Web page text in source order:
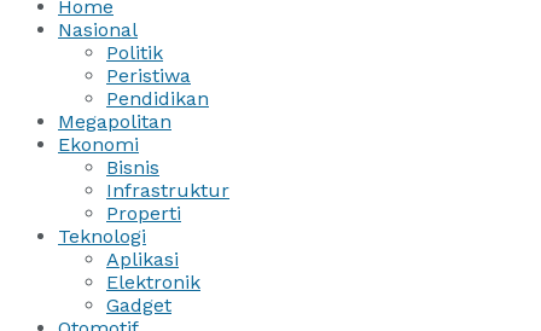
Home
Nasional
Politik
Peristiwa
Pendidikan
Megapolitan
Ekonomi
Bisnis
Infrastruktur
Properti
Teknologi
Aplikasi
Elektronik
Gadget